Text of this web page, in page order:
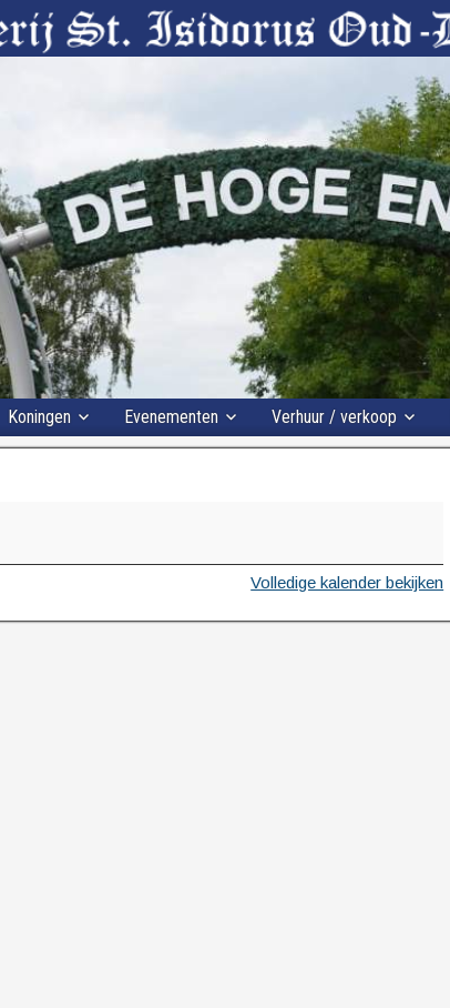
Koningen Evenementen Verhuur / verkoop
Volledige kalender bekijken